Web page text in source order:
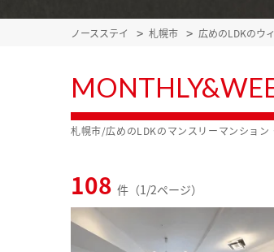
ノースステイ 札幌市 広めのLDKのウ
108 件（1/2ページ）
札幌市/広めのLDKのマンスリーマンショ